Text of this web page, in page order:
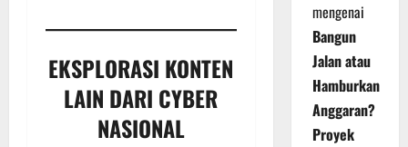
EKSPLORASI KONTEN
LAIN DARI CYBER
NASIONAL
mengenai
Bangun
Jalan atau
Hamburkan
Anggaran?
Proyek